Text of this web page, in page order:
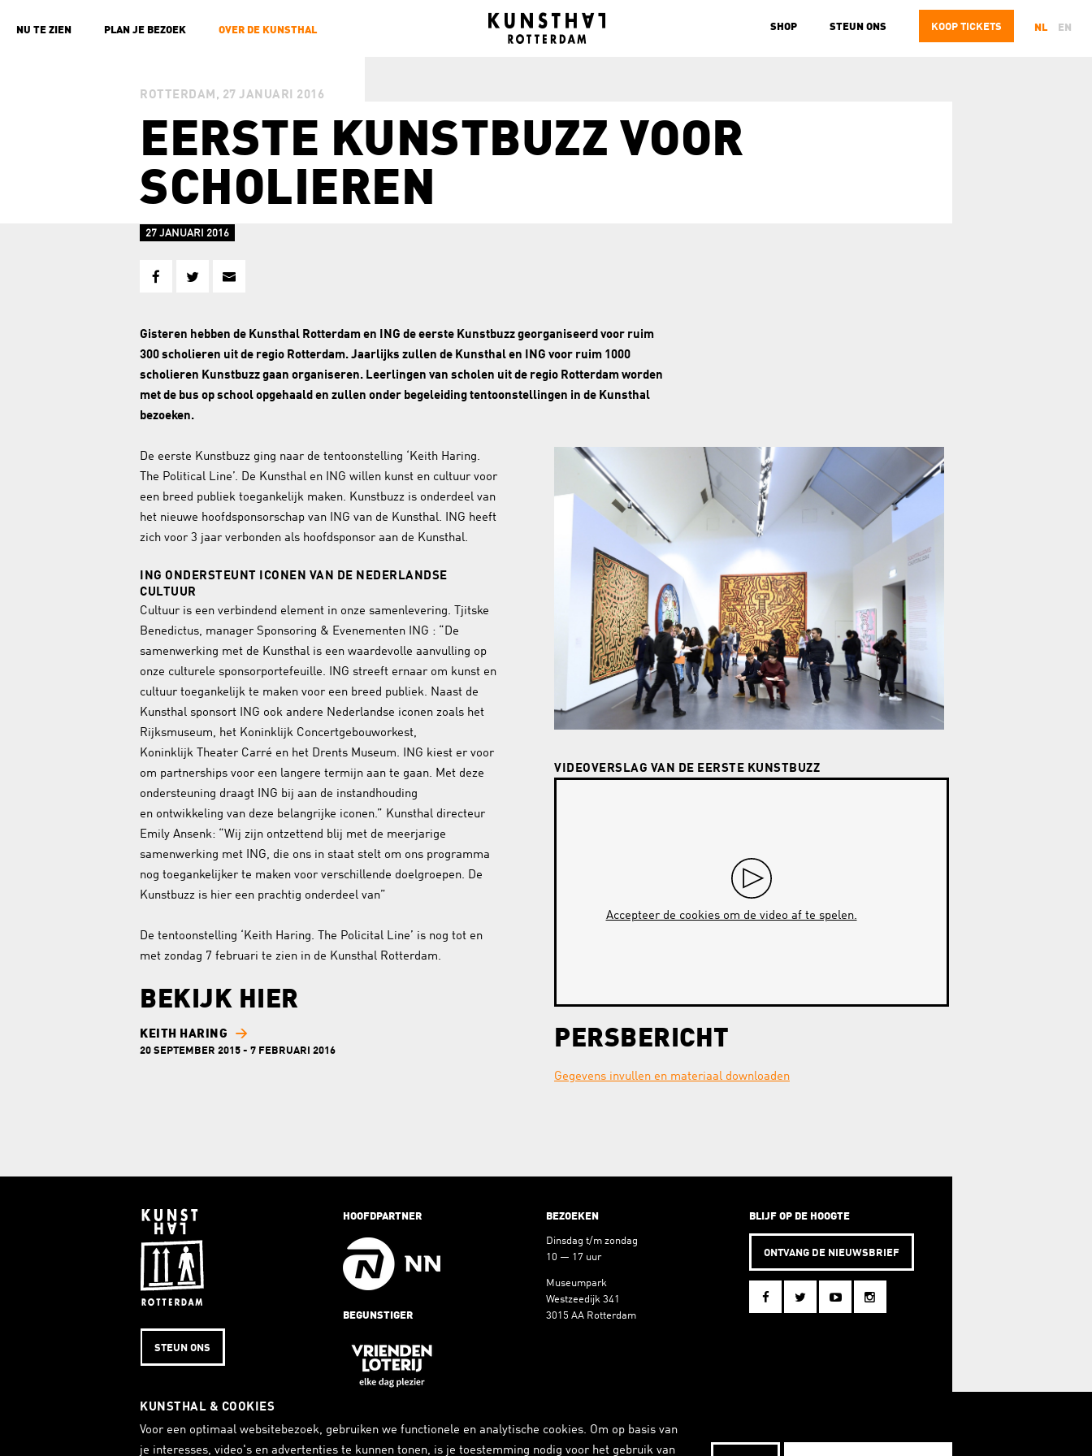
NL EN
KOOP TICKETS
STEUN ONS
SHOP
ROTTERDAM, 27 JANUARI 2016
EERSTE KUNSTBUZZ VOOR
SCHOLIEREN
27 JANUARI 2016
Gisteren hebben de Kunsthal Rotterdam en ING de eerste Kunstbuzz georganiseerd voor ruim
300 scholieren uit de regio Rotterdam. Jaarlijks zullen de Kunsthal en ING voor ruim 1000
scholieren Kunstbuzz gaan organiseren. Leerlingen van scholen uit de regio Rotterdam worden
met de bus op school opgehaald en zullen onder begeleiding tentoonstellingen in de Kunsthal
bezoeken.
De eerste Kunstbuzz ging naar de tentoonstelling ‘Keith Haring.
The Political Line’. De Kunsthal en ING willen kunst en cultuur voor
een breed publiek toegankelijk maken. Kunstbuzz is onderdeel van
het nieuwe hoofdsponsorschap van ING van de Kunsthal. ING heeft
zich voor 3 jaar verbonden als hoofdsponsor aan de Kunsthal.
ING ONDERSTEUNT ICONEN VAN DE NEDERLANDSE
CULTUUR
Cultuur is een verbindend element in onze samenlevering. Tjitske
Benedictus, manager Sponsoring & Evenementen ING : “De
samenwerking met de Kunsthal is een waardevolle aanvulling op
onze culturele sponsorportefeuille. ING streeft ernaar om kunst en
cultuur toegankelijk te maken voor een breed publiek. Naast de
Kunsthal sponsort ING ook andere Nederlandse iconen zoals het
Rijksmuseum, het Koninklijk Concertgebouworkest,
Koninklijk Theater Carré en het Drents Museum. ING kiest er voor
om partnerships voor een langere termijn aan te gaan. Met deze
ondersteuning draagt ING bij aan de instandhouding
en ontwikkeling van deze belangrijke iconen.” Kunsthal directeur
Emily Ansenk: “Wij zijn ontzettend blij met de meerjarige
samenwerking met ING, die ons in staat stelt om ons programma
nog toegankelijker te maken voor verschillende doelgroepen. De
Kunstbuzz is hier een prachtig onderdeel van”
De tentoonstelling ‘Keith Haring. The Policital Line’ is nog tot en
met zondag 7 februari te zien in de Kunsthal Rotterdam.
BEKIJK HIER
KEITH HARING
20 SEPTEMBER 2015 - 7 FEBRUARI 2016
VIDEOVERSLAG VAN DE EERSTE KUNSTBUZZ
Accepteer de cookies om de video af te spelen.
PERSBERICHT
Gegevens invullen en materiaal downloaden
NU TE ZIEN PLAN JE BEZOEK OVER DE KUNSTHAL
STEUN ONS
HOOFDPARTNER
BEGUNSTIGER
BEZOEKEN
Dinsdag t/m zondag
10 — 17 uur
Museumpark
Westzeedijk 341
3015 AA Rotterdam
BLIJF OP DE HOOGTE
ONTVANG DE NIEUWSBRIEF
KUNSTHAL & COOKIES
Voor een optimaal websitebezoek, gebruiken we functionele en analytische cookies. Om op basis van
je interesses, video's en advertenties te kunnen tonen, is je toestemming nodig voor het gebruik van